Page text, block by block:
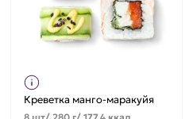
Креветка манго-маракуйя